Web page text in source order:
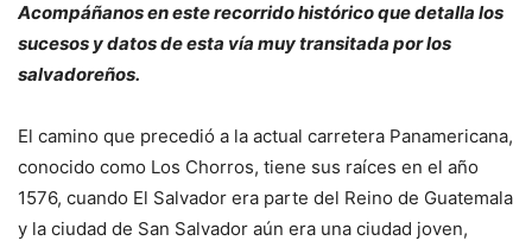
Acompáñanos en este recorrido histórico que detalla los
sucesos y datos de esta vía muy transitada por los
salvadoreños.
El camino que precedió a la actual carretera Panamericana,
conocido como Los Chorros, tiene sus raíces en el año
1576, cuando El Salvador era parte del Reino de Guatemala
y la ciudad de San Salvador aún era una ciudad joven,